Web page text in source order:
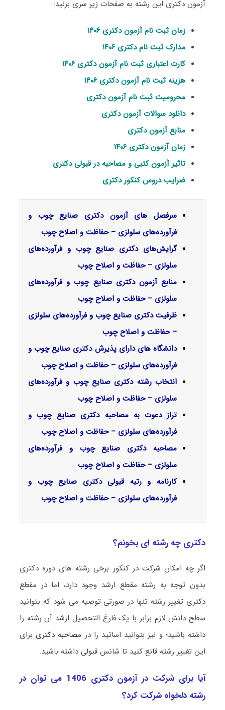
آزمون دکتری این رشته به صفحات زیر سری بزنید:
زمان ثبت نام آزمون دکتری ۱۴۰۶
مدارک ثبت نام دکتری ۱۴۰۶
کارت اعتباری ثبت نام آزمون دکتری ۱۴۰۶
هزینه ثبت نام آزمون دکتری ۱۴۰۶
محرومیت ثبت نام آزمون دکتری
دانلود سوالات آزمون دکتری
منابع آزمون دکتری
زمان آزمون دکتری ۱۴۰۶
تاثیر آزمون کتبی و مصاحبه در قبولی دکتری
ضرایب دروس کنکور دکتری
سرفصل‌ های آزمون دکتری صنایع چوب و
فرآورده‌های سلولزی – حفاظت و اصلاح چوب
گرایش‌های دکتری صنایع چوب و فرآورده‌های
سلولزی – حفاظت و اصلاح چوب
منابع آزمون دکتری صنایع چوب و فرآورده‌های
سلولزی – حفاظت و اصلاح چوب
ظرفیت دکتری صنایع چوب و فرآورده‌های سلولزی
– حفاظت و اصلاح چوب
دانشگاه های دارای پذیرش دکتری صنایع چوب و
فرآورده‌های سلولزی – حفاظت و اصلاح چوب
انتخاب رشته دکتری صنایع چوب و فرآورده‌های
سلولزی – حفاظت و اصلاح چوب
تراز دعوت به مصاحبه دکتری صنایع چوب و
فرآورده‌های سلولزی – حفاظت و اصلاح چوب
مصاحبه دکتری صنایع چوب و فرآورده‌های
سلولزی – حفاظت و اصلاح چوب
کارنامه و رتبه قبولی دکتری صنایع چوب و
فرآورده‌های سلولزی – حفاظت و اصلاح چوب
دکتری چه رشته ای بخونم؟
اگر چه امکان شرکت در کنکور برخی رشته های دوره دکتری
بدون توجه به رشته مقطع ارشد وجود دارد، اما در مقطع
دکتری تغییر رشته تنها در صورتی توصیه می شود که بتوانید
سطح دانش لازم برابر با یک فارغ التحصیل ارشد آن رشته را
داشته باشید؛ و نیز بتوانید اساتید را در مصاحبه دکتری برای
این تغییر رشته قانع کنید تا شانس قبولی داشته باشید.
آیا برای شرکت در آزمون دکتری 1406 می توان در
رشته دلخواه شرکت کرد؟